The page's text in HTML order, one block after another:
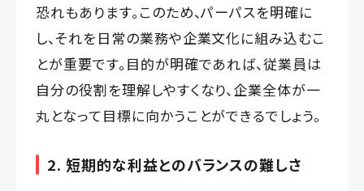
恐れもあります。このため、パーパスを明確に
し、それを日常の業務や企業文化に組み込むこ
とが重要です。目的が明確であれば、従業員は
自分の役割を理解しやすくなり、企業全体が一
丸となって目標に向かうことができるでしょう。
2. 短期的な利益とのバランスの難しさ